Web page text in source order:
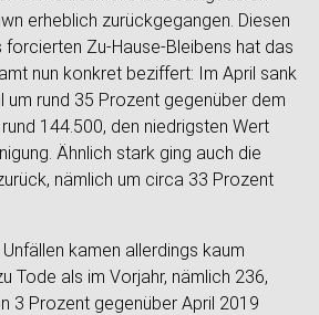
erheblich zurückgegangen. Diesen
Zu-Hause-Bleibens hat das
nun konkret beziffert: Im April sank
um rund 35 Prozent gegenüber dem
144.500, den niedrigsten Wert
Ähnlich stark ging auch die
nämlich um circa 33 Prozent
kamen allerdings kaum
Tode als im Vorjahr, nämlich 236,
3 Prozent gegenüber April 2019